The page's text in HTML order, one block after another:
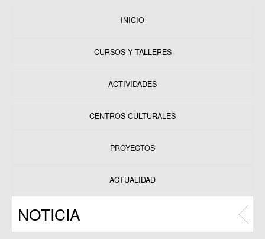
INICIO
CURSOS Y TALLERES
ACTIVIDADES
CENTROS CULTURALES
PROYECTOS
Programas
ACTUALIDAD
NOTICIA